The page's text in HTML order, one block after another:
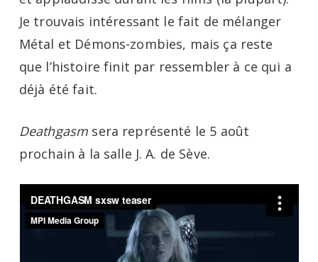
Je trouvais intéressant le fait de mélanger
Métal et Démons-zombies, mais ça reste
que l’histoire finit par ressembler à ce qui a
déjà été fait.
Deathgasm sera représenté le 5 août
prochain à la salle J. A. de Sève.